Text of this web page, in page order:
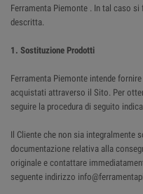
Ferramenta Piemonte . In tal caso
descritta.
1. Sostituzione Prodotti
Ferramenta Piemonte intende
acquistati attraverso il Sito. Per
seguire la procedura di seguito
Il Cliente che non sia integralmente
documentazione relativa alla
originale e contattare
seguente indirizzo